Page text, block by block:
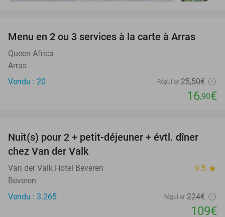
34%
Menu en 2 ou 3 services à la carte à Arras
Queen Africa
Arras
Vendu : 20
Régulier 25,50€
16,90€
51%
Nuit(s) pour 2 + petit-déjeuner + évtl. dîner
chez Van der Valk
Van der Valk Hotel Beveren 9.5 star
Beveren
Vendu : 3.265
Régulier 224€
109€